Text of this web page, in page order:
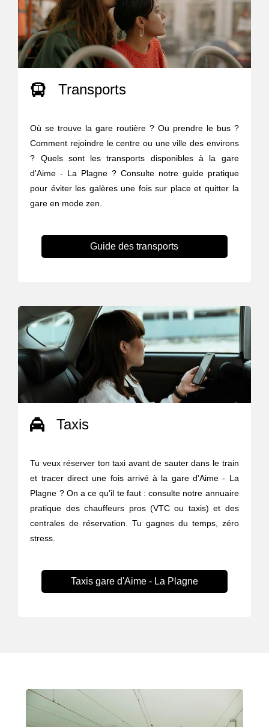
Transports
Où se trouve la gare routière ? Ou prendre le bus ?
Comment rejoindre le centre ou une ville des environs
? Quels sont les transports disponibles à la gare
d'Aime - La Plagne ? Consulte notre guide pratique
pour éviter les galères une fois sur place et quitter la
gare en mode zen.
Guide des transports
Taxis
Tu veux réserver ton taxi avant de sauter dans le train
et tracer direct une fois arrivé à la gare d'Aime - La
Plagne ? On a ce qu’il te faut : consulte notre annuaire
pratique des chauffeurs pros (VTC ou taxis) et des
centrales de réservation. Tu gagnes du temps, zéro
stress.
Taxis gare d'Aime - La Plagne